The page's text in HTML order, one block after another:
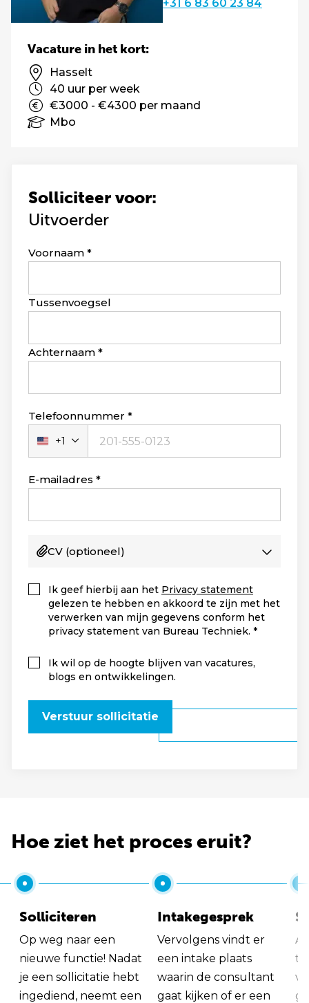
+31 6 83 60 23 84
Solliciteer voor:
Uitvoerder
Leave
blank
Voornaam
Tussenvoegsel
Achternaam
Telefoonnummer
Verenigde
Staten
+1
+1
E-mailadres
CV (optioneel)
Ik geef hierbij aan het Privacy statement
gelezen te hebben en akkoord te zijn met het
verwerken van mijn gegevens conform het
privacy statement van Bureau Techniek.
Ik wil op de hoogte blijven van vacatures,
blogs en ontwikkelingen.
Verstuur sollicitatie
Vacature in het kort:
Hasselt
40 uur per week
€3000 - €4300 per maand
Mbo
Hoe ziet het proces eruit?
Solliciteren
Op weg naar een
nieuwe functie! Nadat
je een sollicitatie hebt
ingediend, neemt een
Intakegesprek
Vervolgens vindt er
een intake plaats
waarin de consultant
gaat kijken of er een